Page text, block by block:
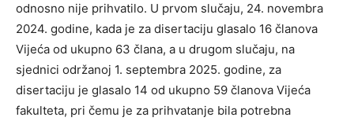
odnosno nije prihvatilo. U prvom slučaju, 24. novembra
2024. godine, kada je za disertaciju glasalo 16 članova
Vijeća od ukupno 63 člana, a u drugom slučaju, na
sjednici održanoj 1. septembra 2025. godine, za
disertaciju je glasalo 14 od ukupno 59 članova Vijeća
fakulteta, pri čemu je za prihvatanje bila potrebna